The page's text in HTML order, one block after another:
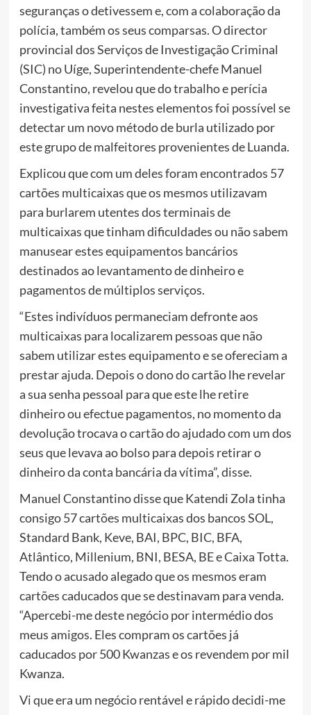
seguranças o detivessem e, com a colaboração da
polícia, também os seus comparsas. O director
provincial dos Serviços de Investigação Criminal
(SIC) no Uíge, Superintendente-chefe Manuel
Constantino, revelou que do trabalho e perícia
investigativa feita nestes elementos foi possível se
detectar um novo método de burla utilizado por
este grupo de malfeitores provenientes de Luanda.
Explicou que com um deles foram encontrados 57
cartões multicaixas que os mesmos utilizavam
para burlarem utentes dos terminais de
multicaixas que tinham dificuldades ou não sabem
manusear estes equipamentos bancários
destinados ao levantamento de dinheiro e
pagamentos de múltiplos serviços.
“Estes indivíduos permaneciam defronte aos
multicaixas para localizarem pessoas que não
sabem utilizar estes equipamento e se ofereciam a
prestar ajuda. Depois o dono do cartão lhe revelar
a sua senha pessoal para que este lhe retire
dinheiro ou efectue pagamentos, no momento da
devolução trocava o cartão do ajudado com um dos
seus que levava ao bolso para depois retirar o
dinheiro da conta bancária da vítima”, disse.
Manuel Constantino disse que Katendi Zola tinha
consigo 57 cartões multicaixas dos bancos SOL,
Standard Bank, Keve, BAI, BPC, BIC, BFA,
Atlântico, Millenium, BNI, BESA, BE e Caixa Totta.
Tendo o acusado alegado que os mesmos eram
cartões caducados que se destinavam para venda.
“Apercebi-me deste negócio por intermédio dos
meus amigos. Eles compram os cartões já
caducados por 500 Kwanzas e os revendem por mil
Kwanza.
Vi que era um negócio rentável e rápido decidi-me